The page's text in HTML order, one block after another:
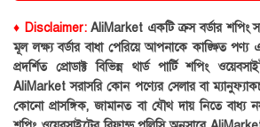
♦ Disclaimer:AliMarket একটি ক্রস বর্ডার শপিং
মূল লক্ষ্য বর্ডার বাধা পেরিয়ে আপনাকে কাঙ্ক্ষিত
প্রদর্শিত প্রোডাক্ট বিভিন্ন থার্ড পার্টি শপিং
AliMarket সরাসরি কোন পণ্যের সেলার বা
কোনো প্রাসঙ্গিক, জামানত বা যৌথ দায় নিতে বাধ্য